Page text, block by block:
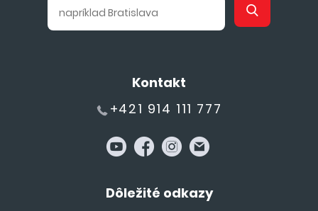
Kontakt
+421 914 111 777
Dôležité odkazy